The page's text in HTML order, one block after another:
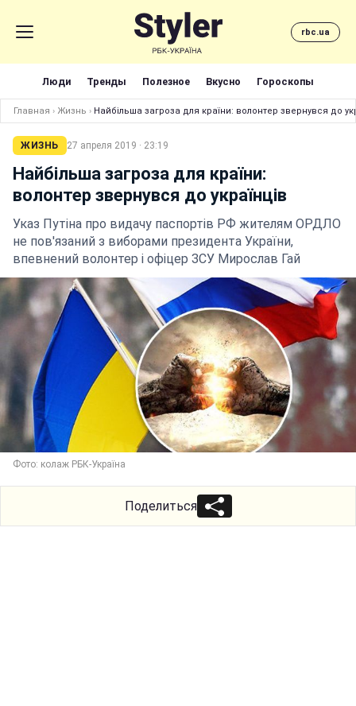
rbc.ua
Люди Тренды Полезное Вкусно Гороскопы
Главная › Жизнь › Найбільша загроза для країни: волонтер звернувся до
ЖИЗНЬ 27 апреля 2019 · 23:19
Найбільша загроза для країни:
волонтер звернувся до українців
Указ Путіна про видачу паспортів РФ жителям ОРДЛО
не пов'язаний з виборами президента України,
впевнений волонтер і офіцер ЗСУ Мирослав Гай
Фото: колаж РБК-Україна
Поделиться